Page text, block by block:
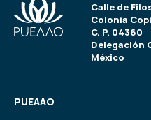
Calle de
Colonia
C. P. 04360
Delegación
México
PUEAAO